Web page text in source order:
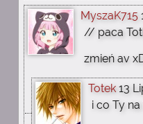
MyszaK715
// paca
zmień av
Totek 13
i co Ty na